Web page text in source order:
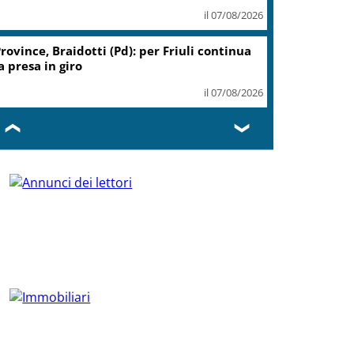
il 07/08/2026
Braidotti (Pd): per Friuli continua
presa in giro
il 07/08/2026
❮ ❯